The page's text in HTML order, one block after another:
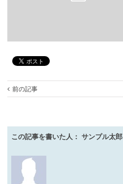
前の記事
この記事を書いた人：サンプル太郎